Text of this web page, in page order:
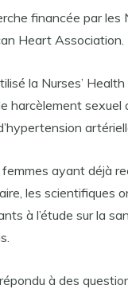
financée par
Heart Association.
la Nurses’
harcèlement
ayant déjà
les scientifiques
à l’étude sur la
à des